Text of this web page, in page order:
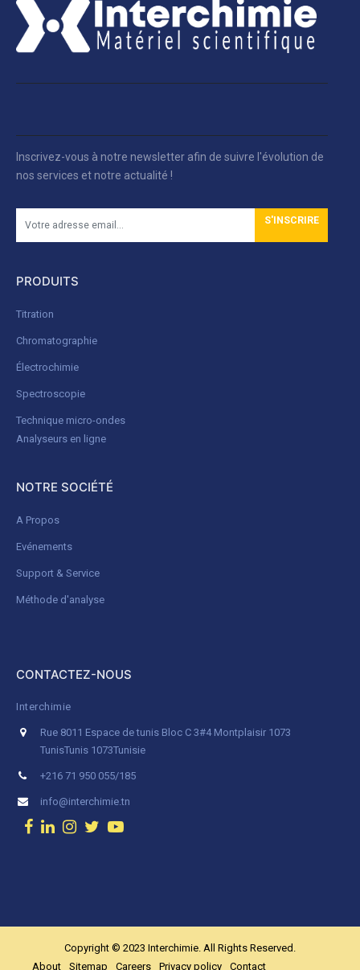
Inscrivez-vous à notre newsletter afin de suivre l'évolution de
nos services et notre actualité !
S'INSCRIRE
PRODUITS
Titration
Chromatographie
Électrochimie
Spectroscopie
Technique micro-ondes
Analyseurs en ligne
NOTRE SOCIÉTÉ
A Propos
Evénements
Support & Service
Méthode d'analyse
CONTACTEZ-NOUS
Interchimie
Rue 8011 Espace de tunis Bloc C 3#4 Montplaisir 1073
TunisTunis 1073Tunisie
+216 71 950 055/185
info@interchimie.tn
Copyright © 2023 Interchimie. All Rights Reserved.
About
Sitemap Careers Privacy policy Contact